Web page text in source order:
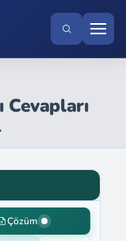
Cevapları
Çözüm